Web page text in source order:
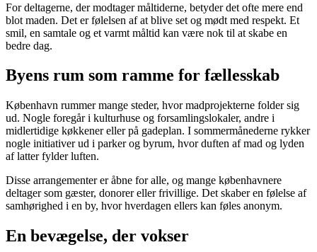
For deltagerne, der modtager måltiderne, betyder det ofte mere end
blot maden. Det er følelsen af at blive set og mødt med respekt. Et
smil, en samtale og et varmt måltid kan være nok til at skabe en
bedre dag.
Byens rum som ramme for fællesskab
København rummer mange steder, hvor madprojekterne folder sig
ud. Nogle foregår i kulturhuse og forsamlingslokaler, andre i
midlertidige køkkener eller på gadeplan. I sommermånederne rykker
nogle initiativer ud i parker og byrum, hvor duften af mad og lyden
af latter fylder luften.
Disse arrangementer er åbne for alle, og mange københavnere
deltager som gæster, donorer eller frivillige. Det skaber en følelse af
samhørighed i en by, hvor hverdagen ellers kan føles anonym.
En bevægelse, der vokser